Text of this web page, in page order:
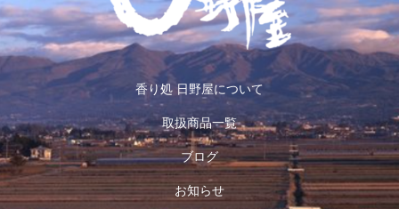
香り処 日野屋について
取扱商品一覧
ブログ
お知らせ